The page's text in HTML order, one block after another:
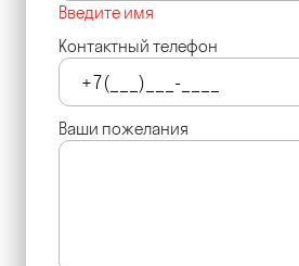
Введите имя
Контактный телефон
Ваши пожелания